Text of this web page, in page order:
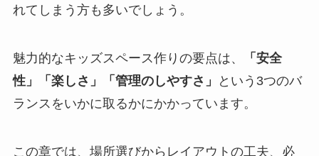
れてしまう方も多いでしょう。
魅力的なキッズスペース作りの要点は、
「安全
性」「楽しさ」「管理のしやすさ」
という3つのバ
ランスをいかに取るかにかかっています。
この章では、場所選びからレイアウトの工夫、必